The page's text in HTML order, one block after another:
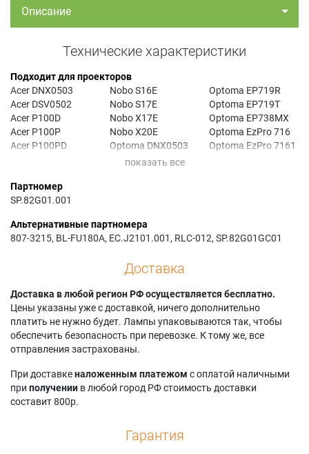
Описание
Технические характеристики
Подходит для проекторов
Acer DNX0503
Acer DSV0502
Acer P100D
Acer P100P
Acer P100PD
Acer P120D
Acer P120P
Acer PD100
Acer PD100D
Acer PD120
Acer PD120D
Acer PD120P
Acer PD120PD
Acer XD1170
Acer XD1250D
Acer XD1250P
Acer XD1270D
Nobo S16E
Nobo S17E
Nobo X17E
Nobo X20E
Optoma DNX0503
Optoma DS305
Optoma DX605R
Optoma DX720
Optoma EP716
Optoma EP7165
Optoma EP7169
Optoma EP716MX
Optoma EP716P
Optoma EP716R
Optoma EP719
Optoma EP7190
Optoma EP719P
Optoma EP719R
Optoma EP719T
Optoma EP738MX
Optoma EzPro 716
Optoma EzPro 7161
Optoma EzPro 719P
Optoma OP566
Optoma TS400
Optoma TX700
Optoma VE2ST
Roverlight Aurora
DX2200
Партномер
SP.82G01.001
Альтернативные партномера
807-3215, BL-FU180A, EC.J2101.001, RLC-012, SP.82G01GC01
Доставка
Доставка в любой регион РФ осуществляется бесплатно.
Цены указаны уже с доставкой, ничего дополнительно
платить не нужно будет. Лампы упаковываются так, чтобы
обеспечить безопасность при перевозке. К тому же, все
отправления застрахованы.
При доставкеналоженным платежом с оплатой наличными
при получении в любой город РФ стоимость доставки
составит 800р.
Гарантия